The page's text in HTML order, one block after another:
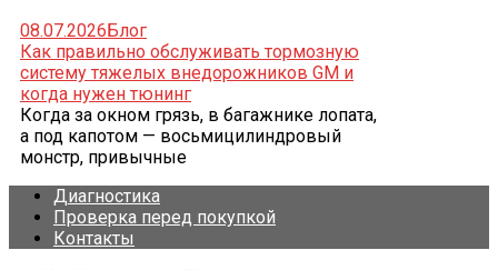
08.07.2026Блог
Как правильно обслуживать тормозную
систему тяжелых внедорожников GM и
когда нужен тюнинг
Когда за окном грязь, в багажнике лопата,
а под капотом — восьмицилиндровый
монстр, привычные
Диагностика
Проверка перед покупкой
Контакты